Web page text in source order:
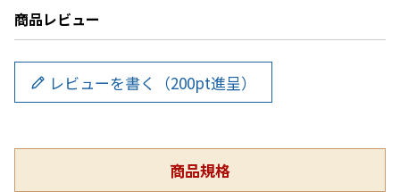
商品レビュー
レビューを書く（200pt進呈）
商品規格